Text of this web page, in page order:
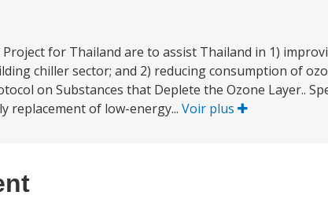
for Thailand are to assist Thailand in 1)
chiller sector; and 2) reducing consumption of
on Substances that Deplete the Ozone Layer..
replacement of low-energy... Voir plus